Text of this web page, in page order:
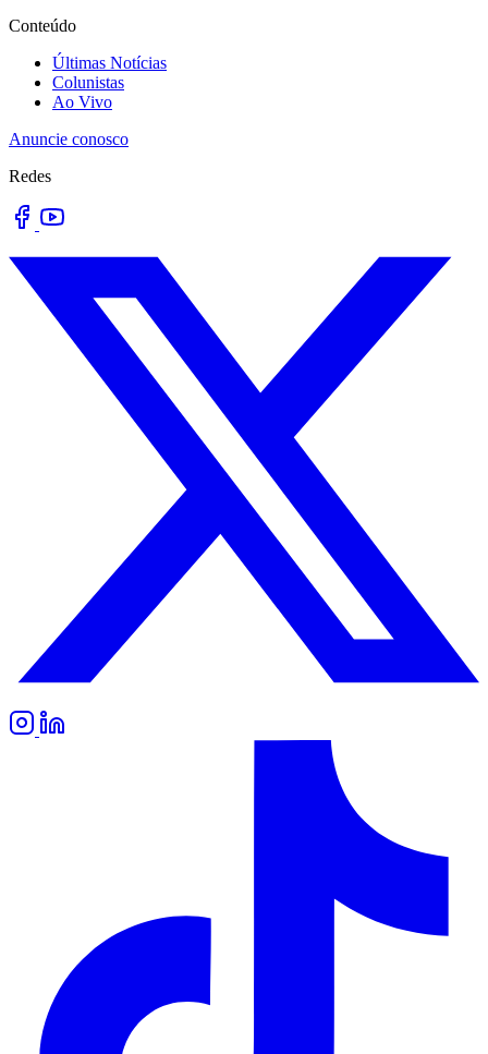
Conteúdo
Últimas Notícias
Colunistas
Ao Vivo
Anuncie conosco
Redes